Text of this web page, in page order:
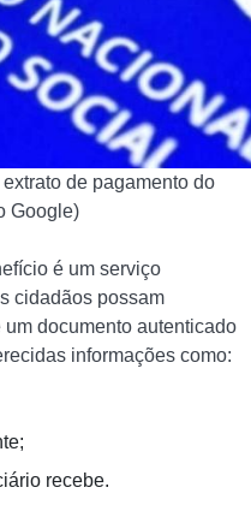
de pagamento do
Google)
é um serviço
cidadãos possam
documento autenticado
informações como:
recebe.